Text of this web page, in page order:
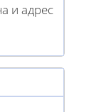
и адрес